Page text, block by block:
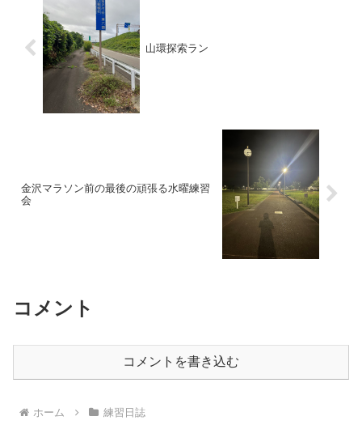
山環探索ラン
金沢マラソン前の最後の頑張る水曜練習
会
コメント
コメントを書き込む
ホーム 練習日誌